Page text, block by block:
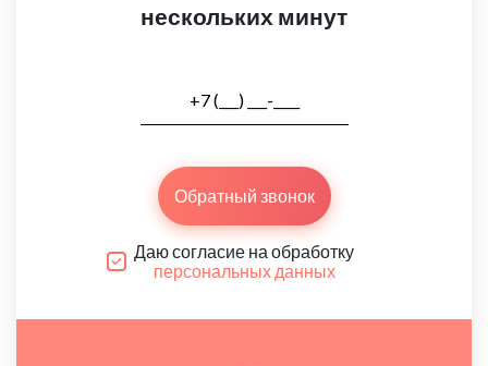
нескольких минут
Обратный звонок
Даю согласие на обработку
персональных данных